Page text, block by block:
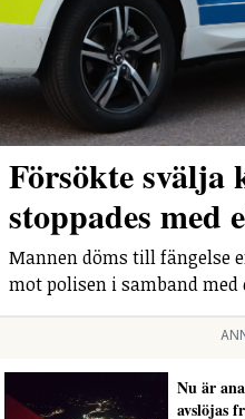
Försökte svälja
stoppades med
Mannen döms till fängelse
mot polisen i samband
Nu är
avslöjas